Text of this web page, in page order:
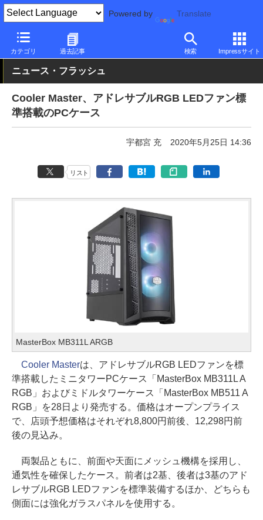
Powered by Translate
カテゴリ 過去記事 検索 Impressサイト
PC Watch 半導体/周辺機器 ケース
ニュース・フラッシュ
Cooler Master、アドレサブルRGB LEDファン標
準搭載のPCケース
宇都宮 充 2020年5月25日 14:36
リスト
MasterBox MB311L ARGB
Cooler Masterは、アドレサブルRGB LEDファンを標
準搭載したミニタワーPCケース「MasterBox MB311L A
RGB」およびミドルタワーケース「MasterBox MB511 A
RGB」を28日より発売する。価格はオープンプライス
で、店頭予想価格はそれぞれ8,800円前後、12,298円前
後の見込み。
両製品ともに、前面や天面にメッシュ機構を採用し、
通気性を確保したケース。前者は2基、後者は3基のアド
レサブルRGB LEDファンを標準装備するほか、どちらも
側面には強化ガラスパネルを使用する。